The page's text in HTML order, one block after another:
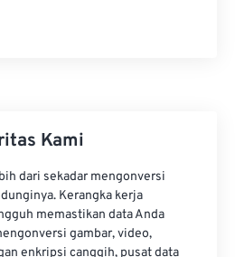
Kami
dari sekadar mengonversi
Kerangka kerja
memastikan data Anda
gambar, video,
enkripsi canggih, pusat data